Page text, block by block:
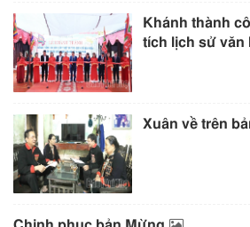
Khánh thành
tích lịch sử văn
Xuân về trên